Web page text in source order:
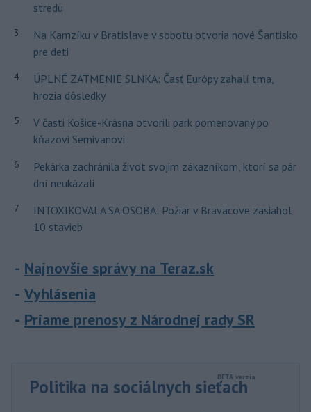
stredu
3
Na Kamzíku v Bratislave v sobotu otvoria nové Šantisko
pre deti
4
ÚPLNÉ ZATMENIE SLNKA: Časť Európy zahalí tma,
hrozia dôsledky
5
V časti Košice-Krásna otvorili park pomenovaný po
kňazovi Semivanovi
6
Pekárka zachránila život svojim zákazníkom, ktorí sa pár
dní neukázali
7
INTOXIKOVALA SA OSOBA: Požiar v Braväcove zasiahol
10 stavieb
Najnovšie správy na Teraz.sk
Vyhlásenia
Priame prenosy z Národnej rady SR
Politika na sociálnych sieťach